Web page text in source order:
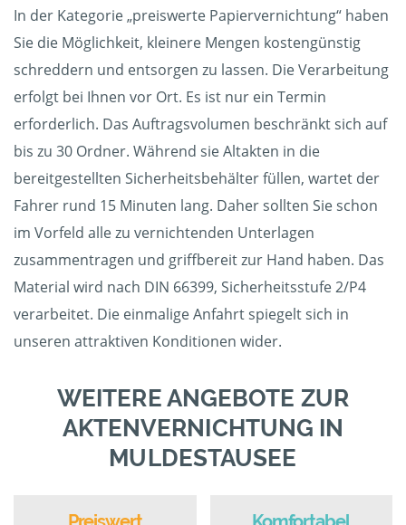
In der Kategorie „preiswerte Papiervernichtung“ haben
Sie die Möglichkeit, kleinere Mengen kostengünstig
schreddern und entsorgen zu lassen. Die Verarbeitung
erfolgt bei Ihnen vor Ort. Es ist nur ein Termin
erforderlich. Das Auftragsvolumen beschränkt sich auf
bis zu 30 Ordner. Während sie Altakten in die
bereitgestellten Sicherheitsbehälter füllen, wartet der
Fahrer rund 15 Minuten lang. Daher sollten Sie schon
im Vorfeld alle zu vernichtenden Unterlagen
zusammentragen und griffbereit zur Hand haben. Das
Material wird nach DIN 66399, Sicherheitsstufe 2/P4
verarbeitet. Die einmalige Anfahrt spiegelt sich in
unseren attraktiven Konditionen wider.
WEITERE ANGEBOTE ZUR
AKTENVERNICHTUNG IN
MULDESTAUSEE